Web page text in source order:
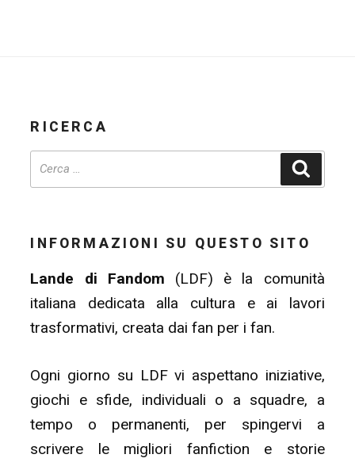
RICERCA
INFORMAZIONI SU QUESTO SITO
Lande di Fandom (LDF) è la comunità
italiana dedicata alla cultura e ai lavori
trasformativi, creata dai fan per i fan.
Ogni giorno su LDF vi aspettano iniziative,
giochi e sfide, individuali o a squadre, a
tempo o permanenti, per spingervi a
scrivere le migliori fanfiction e storie